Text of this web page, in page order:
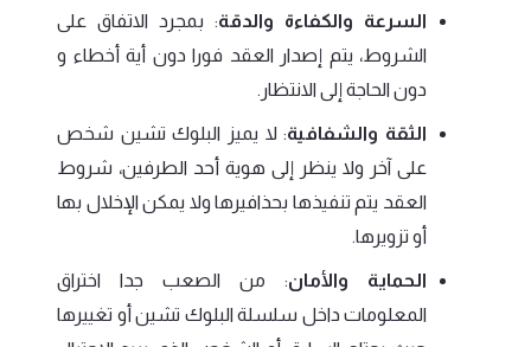
السرعة والكفاءة والدقة: بمجرد الاتفاق على
الشروط، يتم إصدار العقد فورا دون أية أخطاء و
دون الحاجة إلى الانتظار.
الثقة والشفافية: لا يميز البلوك تشين شخص
على آخر ولا ينظر إلى هوية أحد الطرفين، شروط
العقد يتم تنفيذها بحذافيرها ولا يمكن الإخلال بها
أو تزويرها.
الحماية والأمان: من الصعب جدا اختراق
المعلومات داخل سلسلة البلوك تشين أو تغييرها